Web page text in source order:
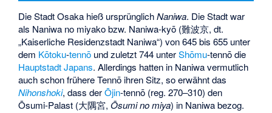
Die Stadt Osaka hieß ursprünglichNaniwa. Die Stadt war
als Naniwa no miyako bzw. Naniwa-kyō (難波京, dt.
„Kaiserliche Residenzstadt Naniwa“) von 645 bis 655 unter
dem Kōtoku-tennō und zuletzt 744 unterShōmu-tennō die
Hauptstadt Japans. Allerdings hatten in Naniwa vermutlich
auch schon frühere Tennō ihren Sitz, so erwähnt das
Nihonshoki, dass derŌjin-tennō (reg. 270–310) den
Ōsumi-Palast (大隅宮,Ōsumi no miya) in Naniwa bezog.